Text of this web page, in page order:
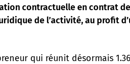
contractuelle en contrat
de l’activité, au profit
qui réunit désormais